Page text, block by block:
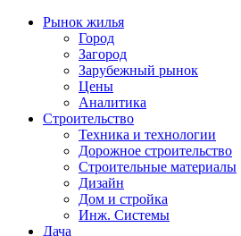
Рынок жилья
Город
Загород
Зарубежный рынок
Цены
Аналитика
Строительство
Техника и технологии
Дорожное строительство
Строительные материалы
Дизайн
Дом и стройка
Инж. Системы
Дача